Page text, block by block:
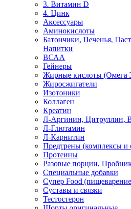
3. Витамин D
4. Цинк
Аксессуары
Аминокислоты
Батончики, Печенья,
Напитки
ВСАА
Гейнеры
Жирные кислоты (Омега
Жиросжигатели
Изотоники
Коллаген
Креатин
Л-Аргинин, Цитруллин,
Л-Глютамин
Л-Карнитин
Предтрены (комплексы и
Протеины
Разовые порции,
Специальные добавки
Супер Food
Суставы и связки
Тестостерон